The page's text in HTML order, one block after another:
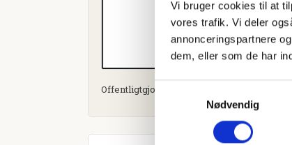
Vi bruger cookies til at
vores trafik. Vi deler
annonceringspartnere
dem, eller som de har
Samtykkevalg
Nødvendig
Offentligtgjort i Sjællandske Slagelse d. 10.